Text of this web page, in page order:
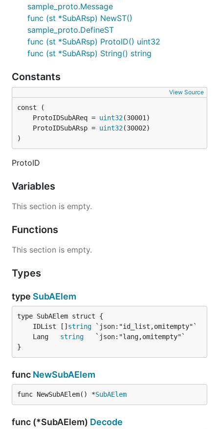
sample_proto.Message
func (st *SubARsp) NewST()
sample_proto.DefineST
func (st *SubARsp) ProtoID() uint32
func (st *SubARsp) String() string
Constants
View Source
	ProtoIDSubAReq =
uint32
	ProtoIDSubARsp =
uint32
)
ProtoID
Variables
This section is empty.
Functions
This section is empty.
Types
type SubAElem
	IDList []
string
	Lang
string
}
func NewSubAElem
func NewSubAElem() *SubAElem
func (*SubAElem) Decode